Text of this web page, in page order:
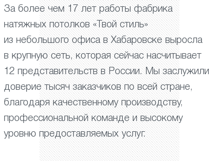
За более чем 17 лет работы фабрика
натяжных потолков «Твой стиль»
из небольшого офиса в Хабаровске выросла
в крупную сеть, которая сейчас насчитывает
12 представительств в России. Мы заслужили
доверие тысяч заказчиков по всей стране,
благодаря качественному производству,
профессиональной команде и высокому
уровню предоставляемых услуг.